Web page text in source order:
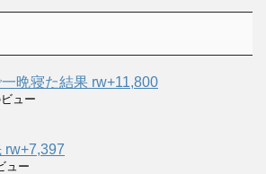
晩寝た結果 rw+11,800
ュー
rw+7,397
ュー